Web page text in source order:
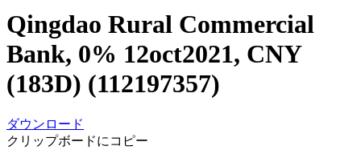
Qingdao Rural Commercial
Bank, 0% 12oct2021, CNY
(183D) (112197357)
ダウンロード
クリップボードにコピー